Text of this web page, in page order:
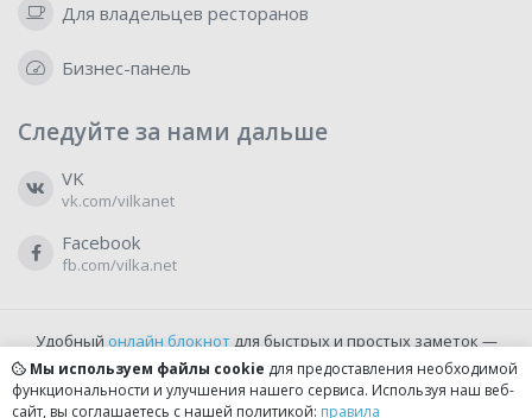
Для владельцев ресторанов
Бизнес-панель
Следуйте за нами дальше
VK
vk.com/vilkanet
Facebook
fb.com/vilka.net
Удобный онлайн блокнотдля быстрых и простых заметок —
бесплатно и доступно прямо из браузера.
Мы используем файлы cookie для предоставления необходимой
функциональности и улучшения нашего сервиса. Используя наш веб-
сайт, вы соглашаетесь с нашей политикой: правила